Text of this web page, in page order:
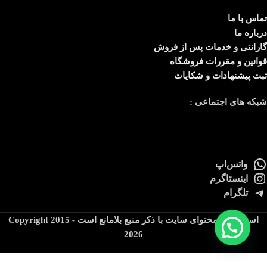
تماس با ما
درباره ما
گارانتی و خدمات پس از فروش
قوانین و مقررات فروشگاه
ثبت پیشنهادات و شکایات
شبکه های اجتماعی :
واتس‌اپ
اینستاگرم
تلگرام
استفاده از محتوای سایت با ذکر منبع بلامانع است Copyright 2015 -
2026